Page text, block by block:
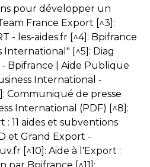
pour développer un
France Export [^3]:
- les-aides.fr [^4]: Bpifrance
International" [^5]: Diag
Bpifrance | Aide Publique
International -
Communiqué de presse
International (PDF) [^8]:
11 aides et subventions
et Grand Export -
[^10]: Aide à l'Export :